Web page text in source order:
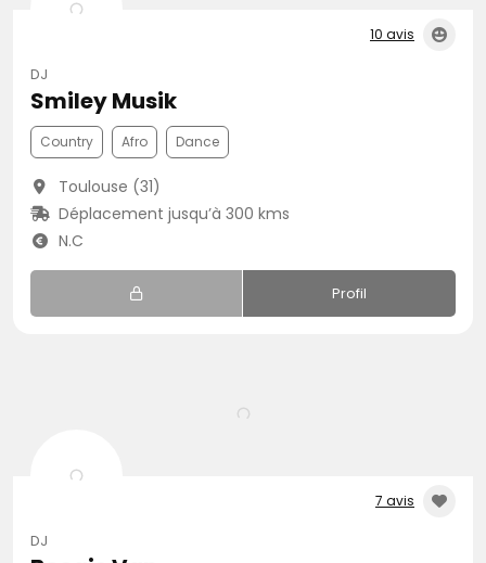
10 avis
DJ
Smiley Musik
Country Afro Dance
Toulouse (31)
Déplacement jusqu’à 300 kms
N.C
Profil
7 avis
DJ